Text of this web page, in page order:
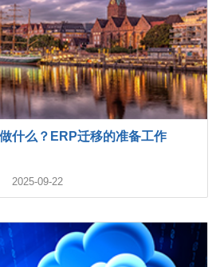
什么？ERP迁移的准备工作
2025-09-22